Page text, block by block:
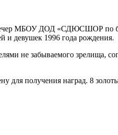
МБОУ ДОД «СДЮСШОР по
и девушек 1996 года рождения.
не забываемого зрелища,
для получения наград. 8